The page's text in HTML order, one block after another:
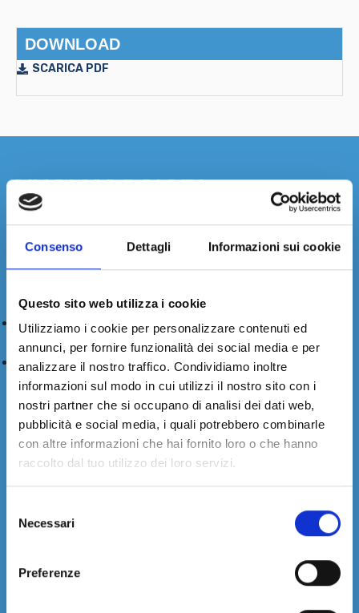
Consenso Dettagli Informazioni sui cookie
Questo sito web utilizza i cookie
Utilizziamo i cookie per personalizzare contenuti ed
annunci, per fornire funzionalità dei social media e per
analizzare il nostro traffico. Condividiamo inoltre
informazioni sul modo in cui utilizzi il nostro sito con i
nostri partner che si occupano di analisi dei dati web,
pubblicità e social media, i quali potrebbero combinarle
con altre informazioni che hai fornito loro o che hanno
raccolto dal tuo utilizzo dei loro servizi.
delNecessari
Preferenze
DOWNLOAD
SCARICA PDF
VUOI MAGGIORI
INFORMAZIONI?
CONTATTACI.
Compila il form, chiamaci o mandaci una email. Ti
+39 (0)11. 248.99.66
sales@fiudi.com
Seleziona Paese e regione